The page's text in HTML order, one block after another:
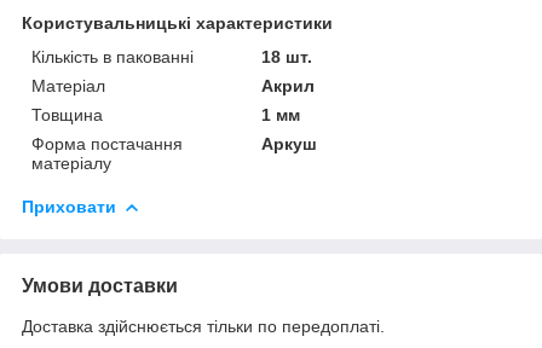
Користувальницькі характеристики
Кількість в пакованні
18 шт.
Матеріал
Акрил
Товщина
1 мм
Форма постачання
матеріалу
Аркуш
Приховати
Умови доставки
Доставка здійснюється тільки по передоплаті.